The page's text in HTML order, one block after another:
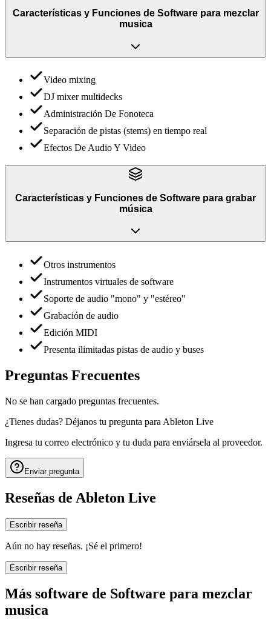
Características y Funciones de Software para mezclar
musica
Video mixing
DJ mixer multidecks
Administración De Fonoteca
Separación de pistas (stems) en tiempo real
Efectos De Audio Y Video
Características y Funciones de Software para grabar
música
Otros instrumentos
Instrumentos virtuales de software
Soporte de audio "mono" y "estéreo"
Grabación de audio
Edición MIDI
Presenta ilimitadas pistas de audio y buses
Preguntas Frecuentes
No se han cargado preguntas frecuentes.
¿Tienes dudas? Déjanos tu pregunta para Ableton Live
Ingresa tu correo electrónico y tu duda para enviársela al proveedor.
Enviar pregunta
Reseñas de Ableton Live
Escribir reseña
Aún no hay reseñas. ¡Sé el primero!
Escribir reseña
Más software de Software para mezclar
musica